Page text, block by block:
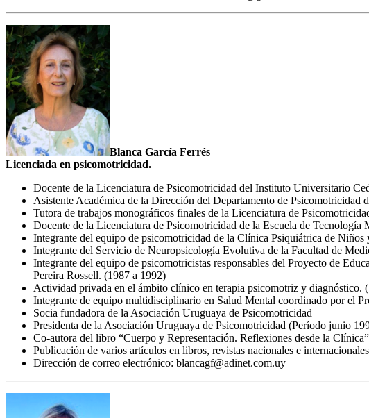
Blanca García Ferrés
Licenciada en psicomotricidad.
Docente de la Licenciatura de Psicomotricidad del Instituto Universitario
Asistente Académica de la Dirección del Departamento de
Tutora de trabajos monográficos finales de la Licenciatura de
Docente de la Licenciatura de Psicomotricidad de la Escuela de
Integrante del equipo de psicomotricidad de la Clínica Psiquiátrica de
Integrante del Servicio de Neuropsicología Evolutiva de la Facultad de
Integrante del equipo de psicomotricistas responsables del Proyecto de
Pereira Rossell. (1987 a 1992)
Actividad privada en el ámbito clínico en terapia psicomotriz y diagnóstico.
Integrante de equipo multidisciplinario en Salud Mental coordinado por el
Socia fundadora de la Asociación Uruguaya de Psicomotricidad
Presidenta de la Asociación Uruguaya de Psicomotricidad (Período junio
Co-autora del libro “Cuerpo y Representación. Reflexiones desde la
Publicación de varios artículos en libros, revistas nacionales e
Dirección de correo electrónico: blancagf@adinet.com.uy